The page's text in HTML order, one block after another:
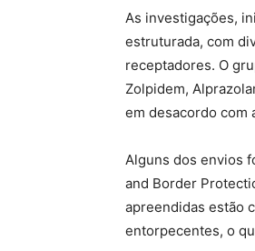
As investigações,
estruturada, com
receptadores. O
Zolpidem,
em desacordo com
Alguns dos envios
and Border
apreendidas estão
entorpecentes, o